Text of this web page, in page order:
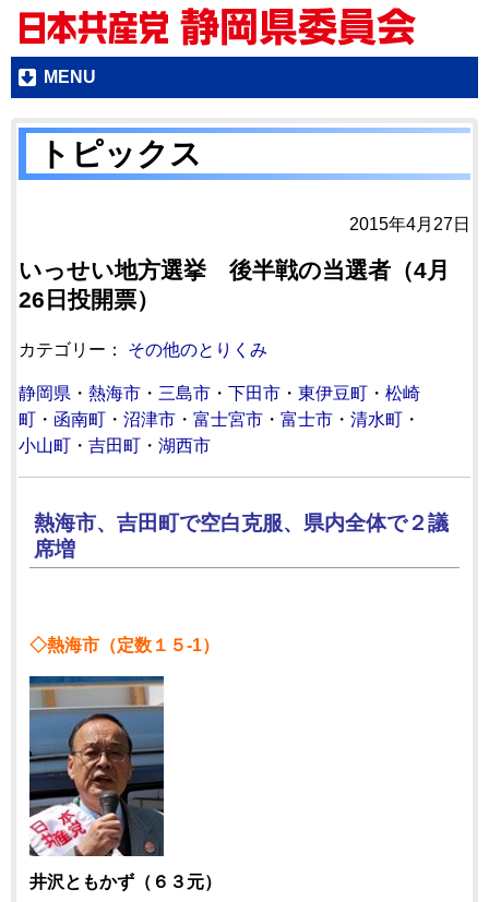
MENU
トピックス
2015年4月27日
いっせい地方選挙 後半戦の当選者（4月
26日投開票）
カテゴリー： その他のとりくみ
静岡県 ・ 熱海市 ・ 三島市 ・ 下田市 ・ 東伊豆町 ・ 松崎
町 ・ 函南町 ・ 沼津市 ・ 富士宮市 ・ 富士市 ・ 清水町 ・
小山町 ・ 吉田町 ・ 湖西市
熱海市、吉田町で空白克服、県内全体で２議
席増
◇熱海市（定数１５-1）
井沢ともかず（６３元）